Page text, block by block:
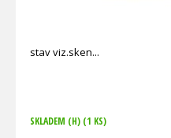
stav viz.sken
SKLADEM (H) (1 KS)